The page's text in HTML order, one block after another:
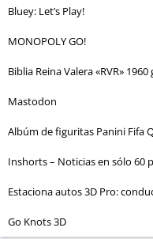
Bluey: Let’s Play!
MONOPOLY GO!
Biblia Reina Valera «RVR» 1960
Mastodon
Albúm de figuritas Panini Fifa
Inshorts – Noticias en sólo 60
Estaciona autos 3D Pro:
Go Knots 3D